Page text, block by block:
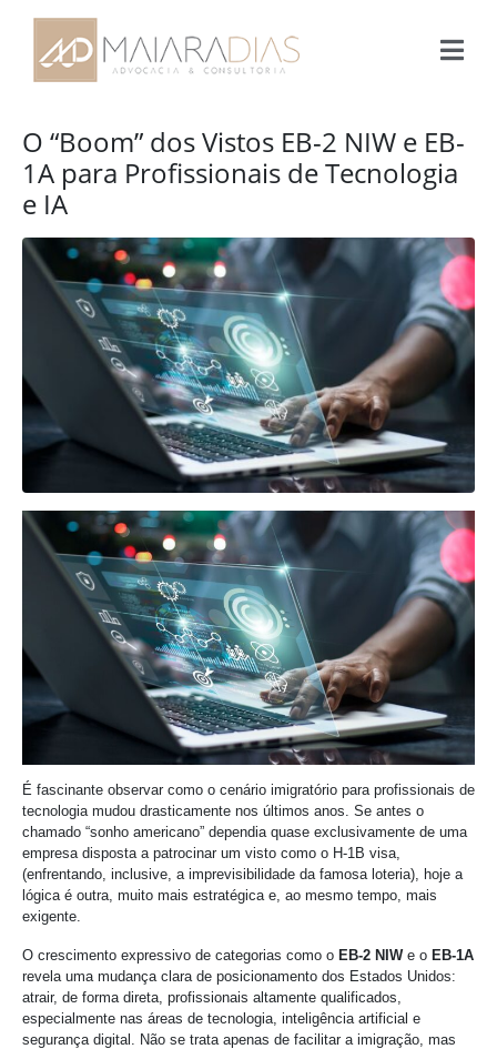
O “Boom” dos Vistos EB-2 NIW e EB-
1A para Profissionais de Tecnologia
e IA
É fascinante observar como o cenário imigratório para profissionais de
tecnologia mudou drasticamente nos últimos anos. Se antes o
chamado “sonho americano” dependia quase exclusivamente de uma
empresa disposta a patrocinar um visto como o H-1B visa,
(enfrentando, inclusive, a imprevisibilidade da famosa loteria), hoje a
lógica é outra, muito mais estratégica e, ao mesmo tempo, mais
exigente.
O crescimento expressivo de categorias como o EB-2 NIWe o EB-1A
revela uma mudança clara de posicionamento dos Estados Unidos:
atrair, de forma direta, profissionais altamente qualificados,
especialmente nas áreas de tecnologia, inteligência artificial e
segurança digital. Não se trata apenas de facilitar a imigração, mas